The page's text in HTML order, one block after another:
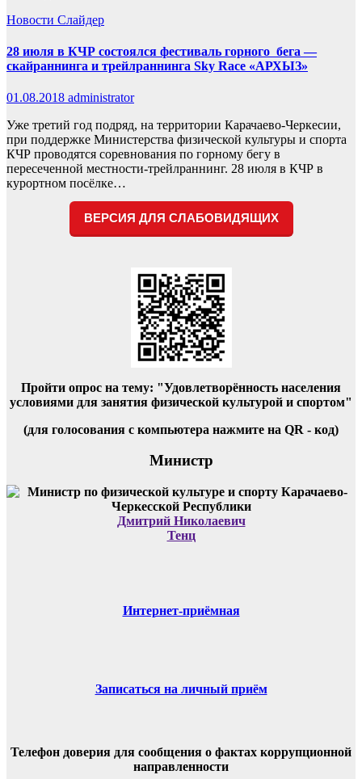
Новости Слайдер
28 июля в КЧР состоялся фестиваль горного бега —
скайраннинга и трейлраннинга Sky Race «АРХЫЗ»
01.08.2018 administrator
Уже третий год подряд, на территории Карачаево-Черкесии,
при поддержке Министерства физической культуры и спорта
КЧР проводятся соревнования по горному бегу в
пересеченной местности-трейлраннинг. 28 июля в КЧР в
курортном посёлке…
ВЕРСИЯ ДЛЯ СЛАБОВИДЯЩИХ
Пройти опрос на тему: "Удовлетворённость населения
условиями для занятия физической культурой и спортом"
(для голосования с компьютера нажмите на QR - код)
Министр
Дмитрий Николаевич
Тенц
Интернет-приёмная
Записаться на личный приём
Телефон доверия для сообщения о фактах коррупционной
направленности